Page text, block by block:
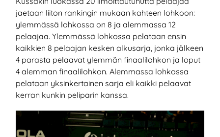
jaetaan liiton rankingin mukaan kahteen lohkoon:
ylemmässä lohkossa on 8 ja alemmassa 12
pelaajaa. Ylemmässä lohkossa pelataan ensin
kaikkien 8 pelaajan kesken alkusarja, jonka jälkeen
4 parasta pelaavat ylemmän finaalilohkon ja loput
4 alemman finaalilohkon. Alemmassa lohkossa
pelataan yksinkertainen sarja eli kaikki pelaavat
kerran kunkin peliparin kanssa.